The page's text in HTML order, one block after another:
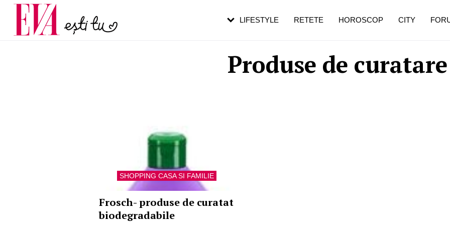
Produse de curatare
SHOPPING CASA SI FAMILIE
Frosch- produse de curatat
biodegradabile
LIFESTYLE RETETE HOROSCOP CITY
Carieră
Actualitate
pe măsură ce înaintezi în vârstă